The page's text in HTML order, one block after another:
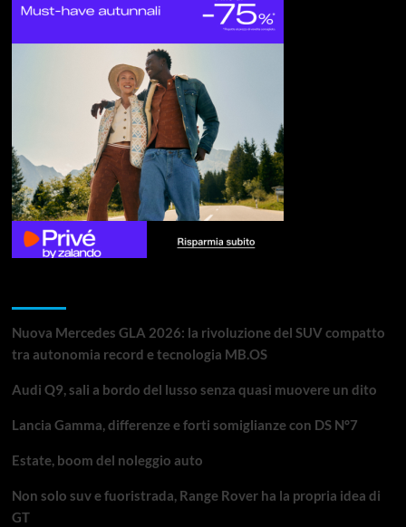
Nuova Mercedes GLA 2026: la rivoluzione del SUV compatto
tra autonomia record e tecnologia MB.OS
Audi Q9, sali a bordo del lusso senza quasi muovere un dito
Lancia Gamma, differenze e forti somiglianze con DS N°7
Estate, boom del noleggio auto
Non solo suv e fuoristrada, Range Rover ha la propria idea di
GT